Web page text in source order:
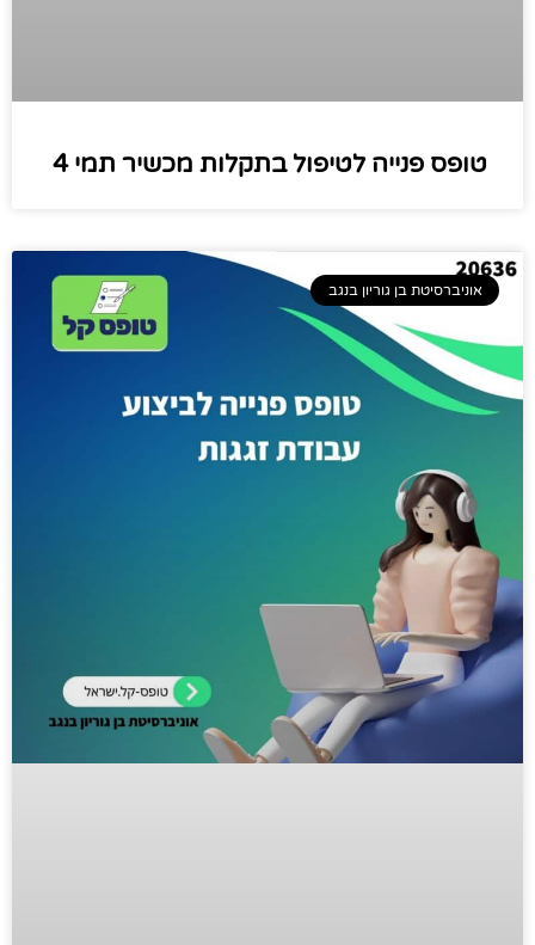
טופס פנייה לטיפול בתקלות מכשיר תמי 4
אוניברסיטת בן גוריון בנגב